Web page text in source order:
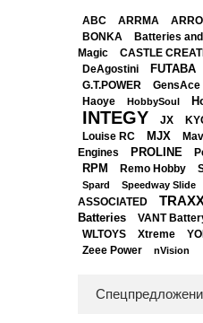
ABC ARRMA
BONKA Batteries
Magic
CASTLE
DeAgostini FUTABA
G.T.POWER GensAce
Haoye
HobbySoul
INTEGY JX
Louise RC
MJX
Engines
PROLINE
RPM Remo Hobby
Spard Speedway Slide
ASSOCIATED
Batteries
VANT
WLTOYS Xtreme
Zeee Power nVision
17 900 ₽
Радиоуправляемый
Hobby M-MAX RHGT